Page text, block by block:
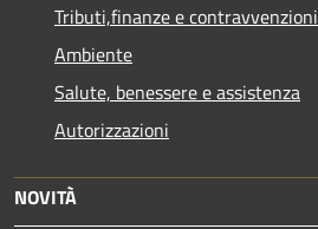
Tributi,finanze e contravvenzioni
Ambiente
Salute, benessere e assistenza
Autorizzazioni
NOVITÀ